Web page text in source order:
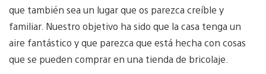
que también sea un lugar que os parezca creíble y
familiar. Nuestro objetivo ha sido que la casa tenga un
aire fantástico y que parezca que está hecha con cosas
que se pueden comprar en una tienda de bricolaje.